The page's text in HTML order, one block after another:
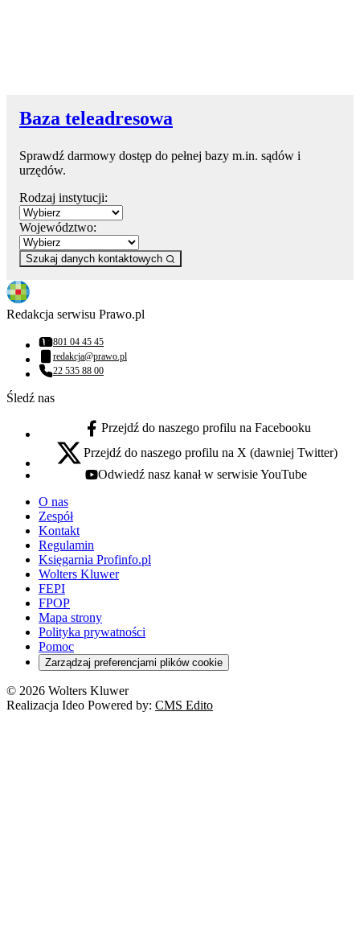
Baza teleadresowa
Sprawdź darmowy dostęp do pełnej bazy m.in. sądów i
urzędów.
Rodzaj instytucji:
Województwo:
Szukaj danych kontaktowych
Redakcja serwisu Prawo.pl
Numer telefonu:
801 04 45 45
Adres email:
redakcja@prawo.pl
Numer telefonu:
22 535 88 00
Śledź nas
facebook - otwiera się w nowej karcie
Przejdź do naszego profilu na Facebooku
x - otwiera się w nowej karcie
Przejdź do naszego profilu na X (dawniej Twitter)
youtube - otwiera się w nowej karcie
Odwiedź nasz kanał w serwisie YouTube
O nas
Zespół
Kontakt
Regulamin
Księgarnia Profinfo.pl
Wolters Kluwer
FEPI
FPOP
Mapa strony
Polityka prywatności
Pomoc
Zarządzaj preferencjami plików cookie
© 2026 Wolters Kluwer
Realizacja Ideo Powered by: CMS Edito